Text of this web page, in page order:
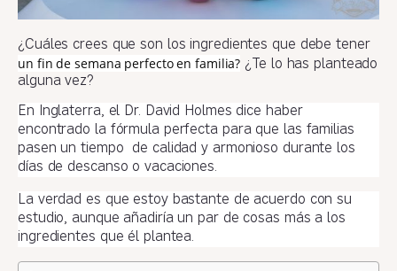
¿Cuáles crees que son los ingredientes que debe tener
un fin de semana perfecto en familia? ¿Te lo has planteado
alguna vez?
En Inglaterra, el Dr. David Holmes dice haber
encontrado la fórmula perfecta para que las familias
pasen un tiempo de calidad y armonioso durante los
días de descanso o vacaciones.
La verdad es que estoy bastante de acuerdo con su
estudio, aunque añadiría un par de cosas más a los
ingredientes que él plantea.